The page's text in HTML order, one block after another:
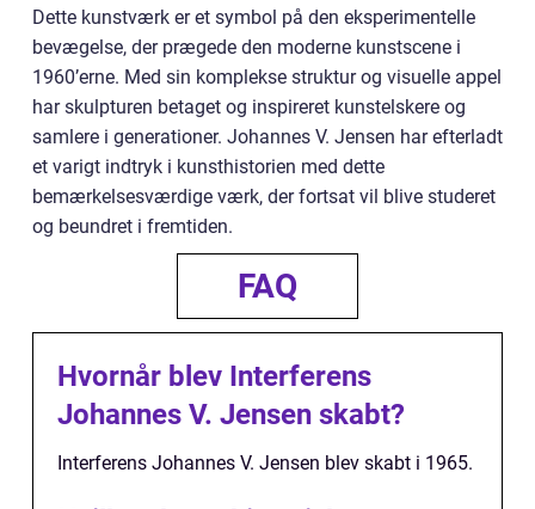
Dette kunstværk er et symbol på den eksperimentelle
bevægelse, der prægede den moderne kunstscene i
1960’erne. Med sin komplekse struktur og visuelle appel
har skulpturen betaget og inspireret kunstelskere og
samlere i generationer. Johannes V. Jensen har efterladt
et varigt indtryk i kunsthistorien med dette
bemærkelsesværdige værk, der fortsat vil blive studeret
og beundret i fremtiden.
FAQ
Hvornår blev Interferens
Johannes V. Jensen skabt?
Interferens Johannes V. Jensen blev skabt i 1965.